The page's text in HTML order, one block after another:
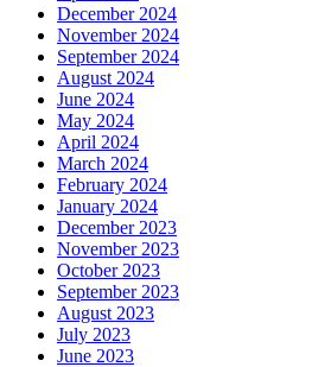
December 2024
November 2024
September 2024
August 2024
June 2024
May 2024
April 2024
March 2024
February 2024
January 2024
December 2023
November 2023
October 2023
September 2023
August 2023
July 2023
June 2023